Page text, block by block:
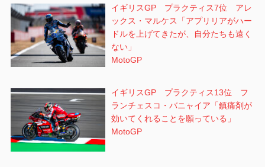
イギリスGP プラクティス7位 アレ
ックス・マルケス「アプリリアがハー
ドルを上げてきたが、自分たちも遠く
ない」
MotoGP
イギリスGP プラクティス13位 フ
ランチェスコ・バニャイア「鎮痛剤が
効いてくれることを願っている」
MotoGP